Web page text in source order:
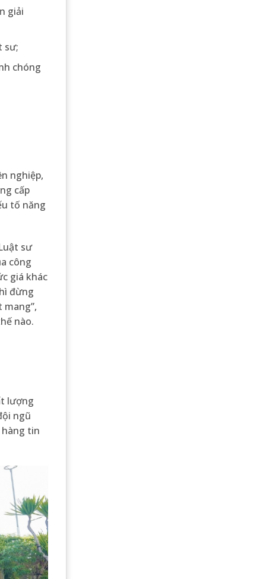
giải
sư;
chóng
nghiệp,
cấp
tố năng
sư
công
giá khác
đừng
mang”,
nào.
lượng
ngũ
hàng tin